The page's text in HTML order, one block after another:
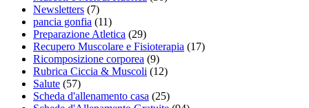
Newsletters (7)
pancia gonfia (11)
Preparazione Atletica (29)
Recupero Muscolare e Fisioterapia (17)
Ricomposizione corporea (9)
Rubrica Ciccia & Muscoli (12)
Salute (57)
Scheda d'allenamento casa (25)